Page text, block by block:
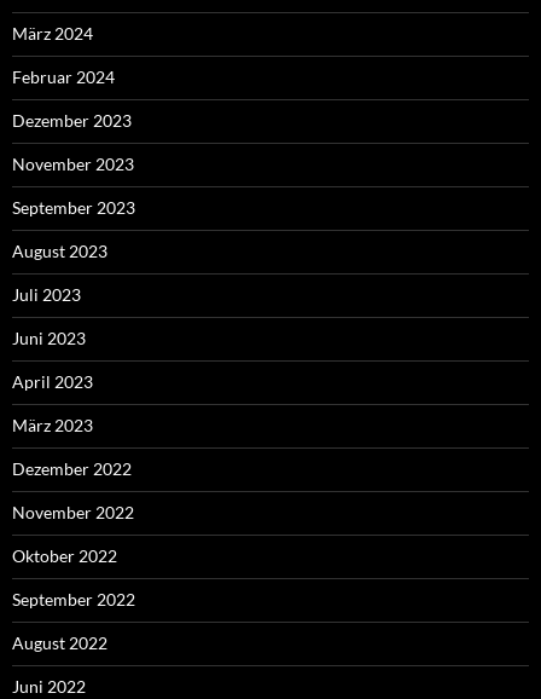
März 2024
Februar 2024
Dezember 2023
November 2023
September 2023
August 2023
Juli 2023
Juni 2023
April 2023
März 2023
Dezember 2022
November 2022
Oktober 2022
September 2022
August 2022
Juni 2022